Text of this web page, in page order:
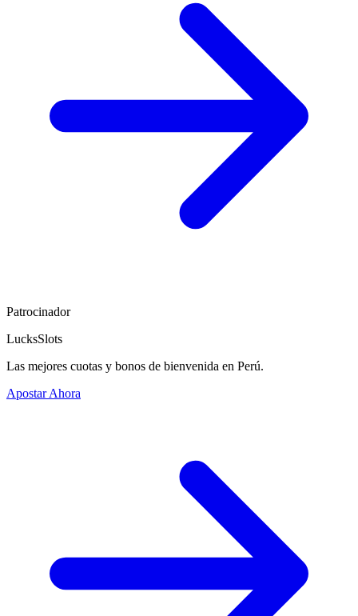
Patrocinador
LucksSlots
Las mejores cuotas y bonos de bienvenida en Perú.
Apostar Ahora